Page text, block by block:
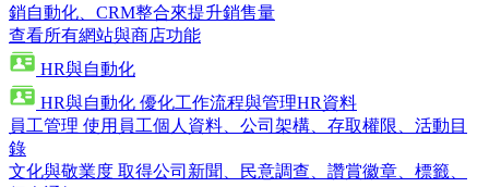
銷自動化、CRM整合來提升銷售量
查看所有網站與商店功能
HR與自動化
HR與自動化 優化工作流程與管理HR資料
員工管理 使用員工個人資料、公司架構、存取權限、活動目
錄
文化與敬業度 取得公司新聞、民意調查、讚賞徽章、標籤、